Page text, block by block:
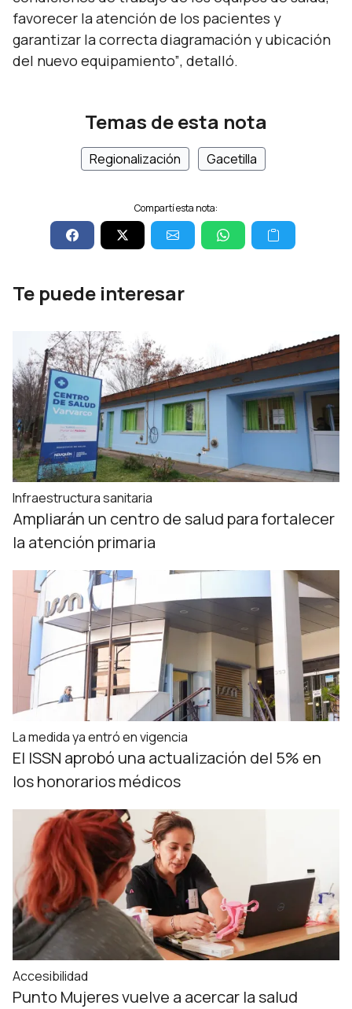
favorecer la atención de los pacientes y
garantizar la correcta diagramación y ubicación
del nuevo equipamiento”, detalló.
Temas de esta nota
Regionalización Gacetilla
Compartí esta nota:
Te puede interesar
Infraestructura sanitaria
Ampliarán un centro de salud para fortalecer
la atención primaria
La medida ya entró en vigencia
El ISSN aprobó una actualización del 5% en
los honorarios médicos
Accesibilidad
Punto Mujeres vuelve a acercar la salud